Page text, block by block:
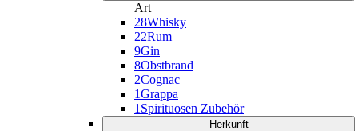
Art
28Whisky
22Rum
9Gin
8Obstbrand
2Cognac
1Grappa
1 Spirituosen Zubehör
Herkunft